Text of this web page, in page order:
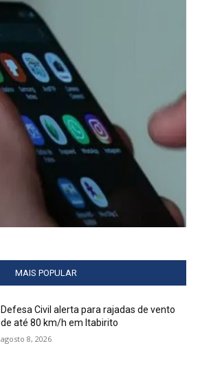
MAIS POPULAR
Defesa Civil alerta para rajadas de vento
de até 80 km/h em Itabirito
agosto 8, 2026